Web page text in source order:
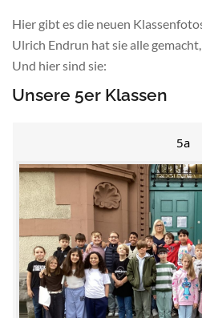
Hier gibt es die neuen
Ulrich Endrun hat sie alle
Und hier sind sie:
Unsere 5er Klassen
5a